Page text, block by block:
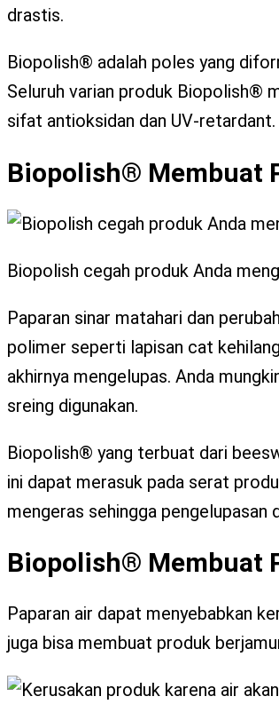
drastis.
Biopolish® adalah poles yang
Seluruh varian produk Biopolish®
sifat antioksidan dan UV-
Biopolish® Membuat
Biopolish cegah produk Anda
Paparan sinar matahari dan
polimer seperti lapisan cat
akhirnya mengelupas. Anda
sreing digunakan.
Biopolish® yang terbuat dari
ini dapat merasuk pada serat
mengeras sehingga pengelupasan
Biopolish® Membuat
Paparan air dapat menyebabkan
juga bisa membuat produk